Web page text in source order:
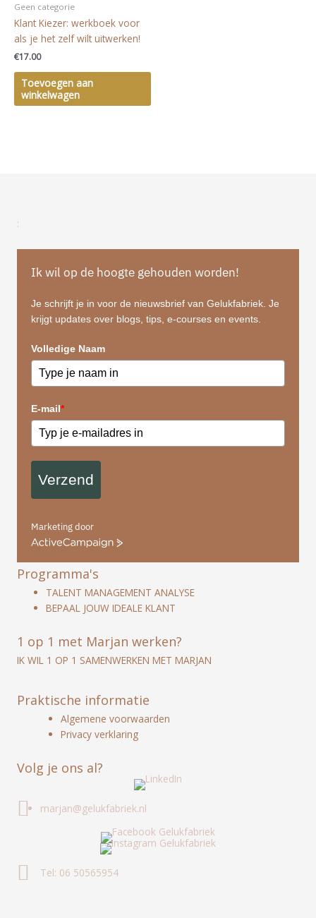
Geen categorie
Klant Kiezer: werkboek voor
als je het zelf wilt uitwerken!
€17.00
Toevoegen aan
winkelwagen
:
Ik wil op de hoogte gehouden worden!
Je schrijft je in voor de nieuwsbrief van Gelukfabriek. Je
krijgt updates over blogs, tips, e-courses en events.
Volledige Naam
E-mail*
Verzend
Marketing door
ActiveCampaign
Programma's
TALENT MANAGEMENT ANALYSE
BEPAAL JOUW IDEALE KLANT
1 op 1 met Marjan werken?
IK WIL 1 OP 1 SAMENWERKEN MET MARJAN
Praktische informatie
Algemene voorwaarden
Privacy verklaring
Volg je ons al?
marjan@gelukfabriek.nl
Tel: 06 50565954